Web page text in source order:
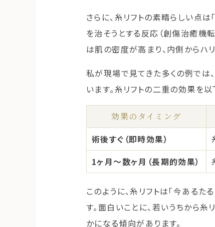
さらに、糸リフトの素晴らしい点
を治そうとする反応（創傷治癒機
は肌の密度が高まり、内側からハ
私が現場で見てきた多くの例では
います。糸リフトの二重の効果を
効果のタイミング
術後すぐ（即時効果）
1ヶ月〜数ヶ月（長期的効果）
このように、糸リフトは「今ある
す。面白いことに、若いうちから
かになる傾向があります。